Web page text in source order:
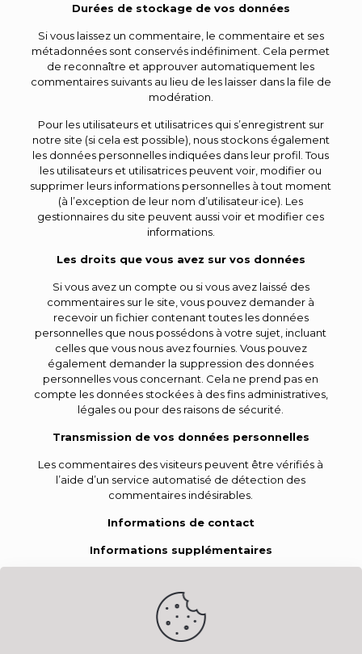
Durées de stockage de vos données
Si vous laissez un commentaire, le commentaire et ses
métadonnées sont conservés indéfiniment. Cela permet
de reconnaître et approuver automatiquement les
commentaires suivants au lieu de les laisser dans la file de
modération.
Pour les utilisateurs et utilisatrices qui s’enregistrent sur
notre site (si cela est possible), nous stockons également
les données personnelles indiquées dans leur profil. Tous
les utilisateurs et utilisatrices peuvent voir, modifier ou
supprimer leurs informations personnelles à tout moment
(à l’exception de leur nom d’utilisateur·ice). Les
gestionnaires du site peuvent aussi voir et modifier ces
informations.
Les droits que vous avez sur vos données
Si vous avez un compte ou si vous avez laissé des
commentaires sur le site, vous pouvez demander à
recevoir un fichier contenant toutes les données
personnelles que nous possédons à votre sujet, incluant
celles que vous nous avez fournies. Vous pouvez
également demander la suppression des données
personnelles vous concernant. Cela ne prend pas en
compte les données stockées à des fins administratives,
légales ou pour des raisons de sécurité.
Transmission de vos données personnelles
Les commentaires des visiteurs peuvent être vérifiés à
l’aide d’un service automatisé de détection des
commentaires indésirables.
Informations de contact
Informations supplémentaires
Procédures mises en œuvre en cas de fuite de
données